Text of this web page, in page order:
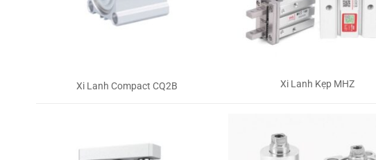
Xi Lanh Compact CQ2B Xi Lanh Kẹp MHZ